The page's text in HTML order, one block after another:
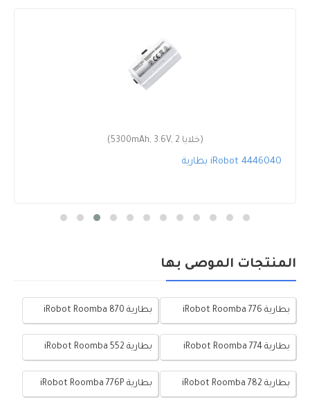
(5300mAh, 3.6V, 2 خلايا)
بطارية iRobot 4446040
المنتجات الموصى بها
بطارية iRobot Roomba 776 بطارية iRobot Roomba 870
بطارية iRobot Roomba 774 بطارية iRobot Roomba 552
بطارية iRobot Roomba 782 بطارية iRobot Roomba 776P